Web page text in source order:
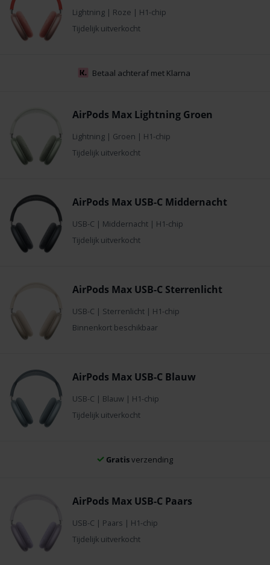
Lightning | Roze | H1-chip
Tijdelijk uitverkocht
AirPods Max Lightning Groen
Lightning | Groen | H1-chip
Tijdelijk uitverkocht
AirPods Max USB-C Middernacht
USB-C | Middernacht | H1-chip
Tijdelijk uitverkocht
Betaal achteraf met Klarna
AirPods Max USB-C Sterrenlicht
USB-C | Sterrenlicht | H1-chip
Binnenkort beschikbaar
AirPods Max USB-C Blauw
USB-C | Blauw | H1-chip
Tijdelijk uitverkocht
AirPods Max USB-C Paars
USB-C | Paars | H1-chip
Tijdelijk uitverkocht
Gratisverzending